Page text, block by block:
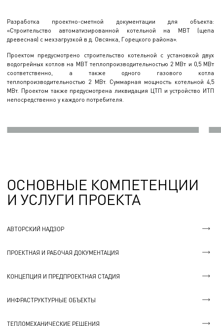
Разработка проектно-сметной документации для объекта:
«Строительство автоматизированной котельной на МВТ (щепа
древесная) с мехзагрузкой в д. Овсянка, Горецкого района».
Проектом предусмотрено строительство котельной с установкой двух
водогрейных котлов на МВТ теплопроизводительностью 2 МВт и 0,5 МВт
соответственно, а также одного газового котла
теплопроизводительностью 2 МВт. Суммарная мощность котельной 4,5
МВт. Проектом также предусмотрена ликвидация ЦТП и устройство ИТП
непосредственно у каждого потребителя.
ОСНОВНЫЕ КОМПЕТЕНЦИИ
И УСЛУГИ ПРОЕКТА
АВТОРСКИЙ НАДЗОР
ПРОЕКТНАЯ И РАБОЧАЯ ДОКУМЕНТАЦИЯ
КОНЦЕПЦИЯ И ПРЕДПРОЕКТНАЯ СТАДИЯ
ИНФРАСТРУКТУРНЫЕ ОБЪЕКТЫ
ТЕПЛОМЕХАНИЧЕСКИЕ РЕШЕНИЯ